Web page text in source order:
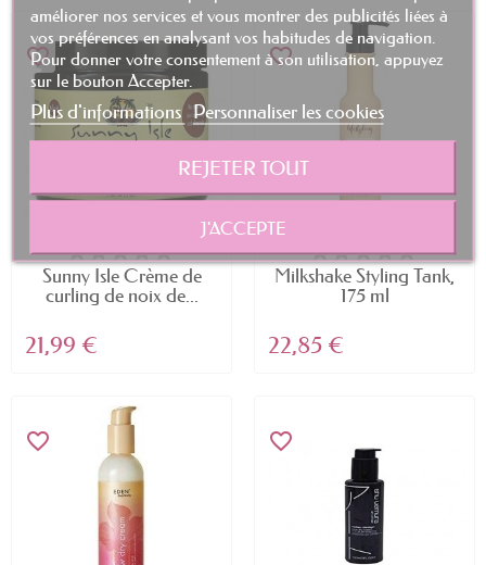
favorite_border
Sunny Isle Crème de
curling de noix de...
21,99 €
favorite_border
Milkshake Styling Tank,
175 ml
22,85 €
favorite_border favorite_border
améliorer nos services et vous montrer des publicités liées à
vos préférences en analysant vos habitudes de navigation.
Pour donner votre consentement à son utilisation, appuyez
sur le bouton Accepter.
Plus d'informations Personnaliser les cookies
REJETER TOUT
J'ACCEPTE